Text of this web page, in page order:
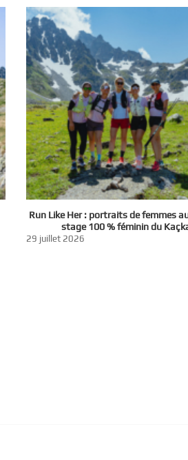
Run Like Her : portraits de femmes
stage 100 % féminin du
29 juillet 2026